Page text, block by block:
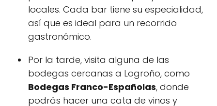
locales. Cada bar tiene su especialidad,
así que es ideal para un recorrido
gastronómico.
Por la tarde, visita alguna de las
bodegas cercanas a Logroño, como
Bodegas Franco-Españolas, donde
podrás hacer una cata de vinos y